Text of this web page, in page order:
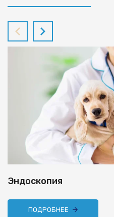
Эндоскопия
ПОДРОБНЕЕ